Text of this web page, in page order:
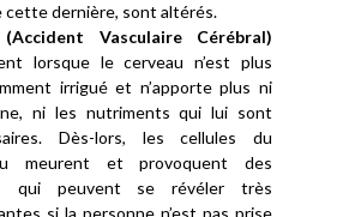
cette dernière, sont altérés.
(Accident Vasculaire Cérébral)
lorsque le cerveau n’est plus
irrigué et n’apporte plus ni
ni les nutriments qui lui sont
Dès-lors, les cellules du
meurent et provoquent des
qui peuvent se révéler très
si la personne n’est pas prise